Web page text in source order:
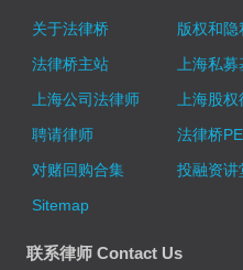
关于法律桥 版权和隐
法律桥主站
上海私募
上海公司法律师
上海股权
聘请律师
法律桥
对赌回购合集
投融资讲
Sitemap
联系律师 Contact Us